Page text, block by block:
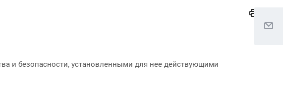
и безопасности, установленными для нее действующими